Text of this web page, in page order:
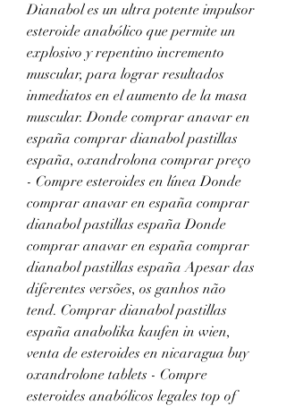
Dianabol es un ultra potente impulsor
esteroide anabólico que permite un
explosivo y repentino incremento
muscular, para lograr resultados
inmediatos en el aumento de la masa
muscular. Donde comprar anavar en
españa comprar dianabol pastillas
españa, oxandrolona comprar preço
- Compre esteroides en línea Donde
comprar anavar en españa comprar
dianabol pastillas españa Donde
comprar anavar en españa comprar
dianabol pastillas españa Apesar das
diferentes versões, os ganhos não
tend. Comprar dianabol pastillas
españa anabolika kaufen in wien,
venta de esteroides en nicaragua buy
oxandrolone tablets - Compre
esteroides anabólicos legales top of